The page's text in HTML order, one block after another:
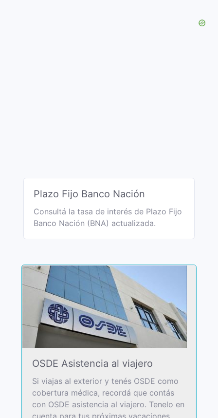
Plazo Fijo Banco Nación
Consultá la tasa de interés de Plazo Fijo
Banco Nación (BNA) actualizada.
OSDE Asistencia al viajero
Si viajas al exterior y tenés OSDE como
cobertura médica, recordá que contás
con OSDE asistencia al viajero. Tenelo en
cuenta para tus próximas vacaciones.